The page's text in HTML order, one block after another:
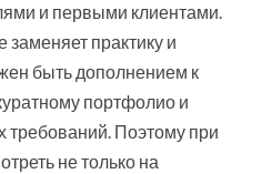
и первыми клиентами.
практику и
быть дополнением к
портфолио и
Поэтому при
не только на